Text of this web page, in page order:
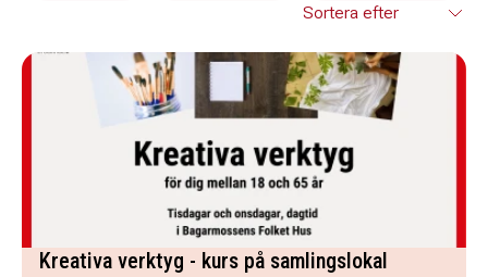
Kreativa verktyg - kurs på samlingslokal